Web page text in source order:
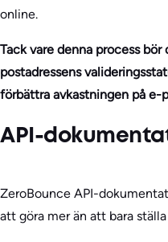
online.
Tack vare denna process
postadressens
förbättra avkastningen på e-
API-
ZeroBounce API-
att göra mer än att bara ställa